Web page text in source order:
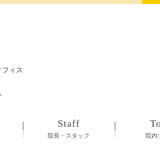
Staff
院長・スタッフ 院内